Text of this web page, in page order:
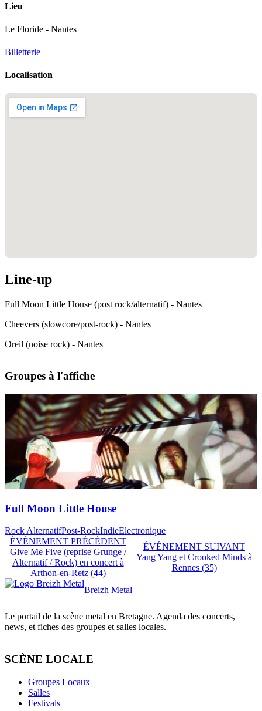
Lieu
Le Floride - Nantes
Billetterie
Localisation
Line-up
Full Moon Little House (post rock/alternatif) - Nantes
Cheevers (slowcore/post-rock) - Nantes
Oreil (noise rock) - Nantes
Groupes à l'affiche
Full Moon Little House
Rock AlternatifPost-RockIndieElectronique
ÉVÉNEMENT PRÉCÉDENT
Give Me Five (reprise Grunge /
Alternatif / Rock) en concert à
Arthon-en-Retz (44)
ÉVÉNEMENT SUIVANT
Yang Yang et Crooked Minds à
Rennes (35)
Breizh Metal
Le portail de la scène metal en Bretagne. Agenda des concerts,
news, et fiches des groupes et salles locales.
SCÈNE LOCALE
Groupes Locaux
Salles
Festivals